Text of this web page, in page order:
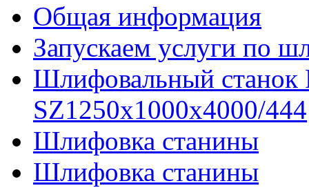
Общая информация
Запускаем услуги по
Шлифовальный
SZ1250x1000x4000/444
Шлифовка станины
Шлифовка станины